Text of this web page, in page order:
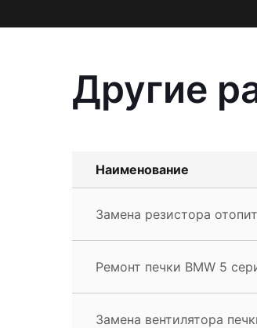
Другие
Наименование
Замена резистора
Ремонт печки BMW 5
Замена вентилятора